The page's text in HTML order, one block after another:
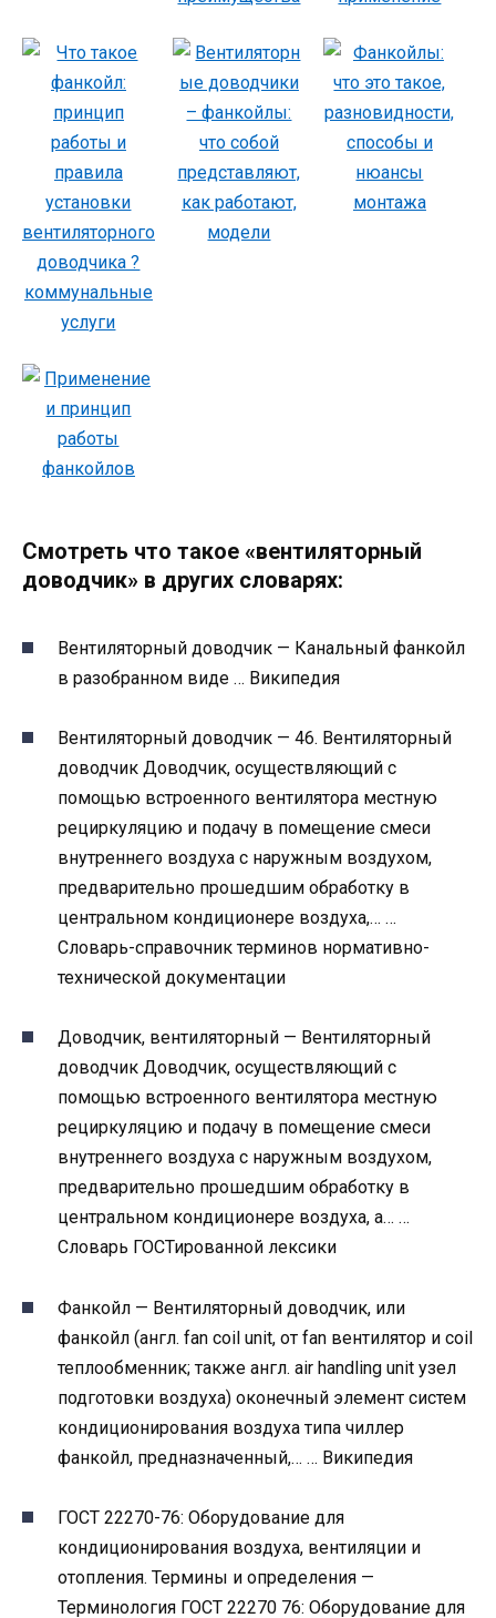
Смотреть что такое «вентиляторный
доводчик» в других словарях:
Вентиляторный доводчик — Канальный фанкойл
в разобранном виде … Википедия
Вентиляторный доводчик — 46. Вентиляторный
доводчик Доводчик, осуществляющий с
помощью встроенного вентилятора местную
рециркуляцию и подачу в помещение смеси
внутреннего воздуха с наружным воздухом,
предварительно прошедшим обработку в
центральном кондиционере воздуха,… …
Словарь-справочник терминов нормативно-
технической документации
Доводчик, вентиляторный — Вентиляторный
доводчик Доводчик, осуществляющий с
помощью встроенного вентилятора местную
рециркуляцию и подачу в помещение смеси
внутреннего воздуха с наружным воздухом,
предварительно прошедшим обработку в
центральном кондиционере воздуха, а… …
Словарь ГОСТированной лексики
Фанкойл — Вентиляторный доводчик, или
фанкойл (англ. fan coil unit, от fan вентилятор и coil
теплообменник; также англ. air handling unit узел
подготовки воздуха) оконечный элемент систем
кондиционирования воздуха типа чиллер
фанкойл, предназначенный,… … Википедия
ГОСТ 22270-76: Оборудование для
кондиционирования воздуха, вентиляции и
отопления. Термины и определения —
Терминология ГОСТ 22270 76: Оборудование для